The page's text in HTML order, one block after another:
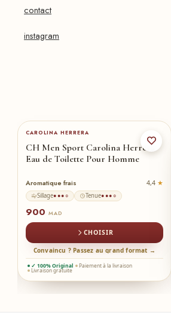
contact
instagram
CAROLINA HERRERA
CH Men Sport Carolina Herrera
Eau de Toilette Pour Homme
Aromatique frais 4,4
Sillage●●●○ Tenue●●●○
900 MAD
CHOISIR
Convaincu ? Passez au grand format →
✓ 100% Original Paiement à la livraison
Livraison gratuite